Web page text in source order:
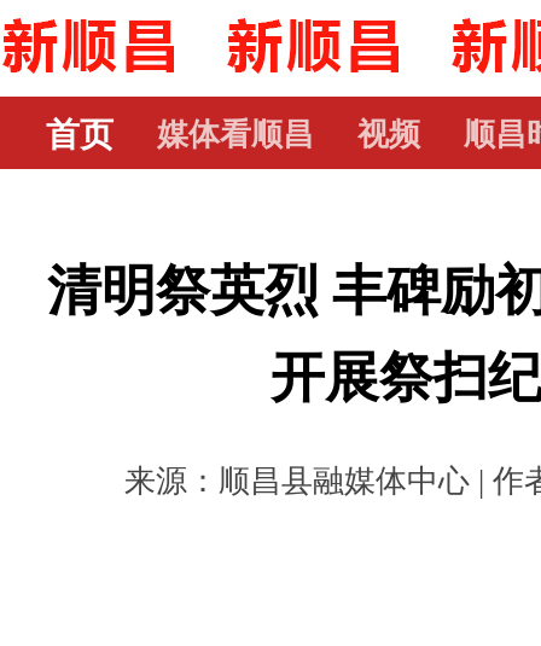
首页 媒体看顺昌 视频 顺昌
清明祭英烈 丰碑
开展祭扫
来源：顺昌县融媒体中心 | 作